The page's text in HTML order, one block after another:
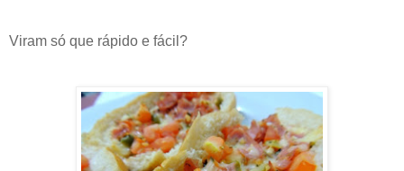
Viram só que rápido e fácil?